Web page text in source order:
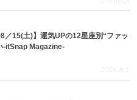
／15(土)】運気UPの12星座別“ファッ
-itSnap Magazine-
2026.8.1